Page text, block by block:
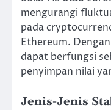
mengurangi
pada
Ethereum.
dapat berfungsi
penyimpan nilai
Jenis-Jenis